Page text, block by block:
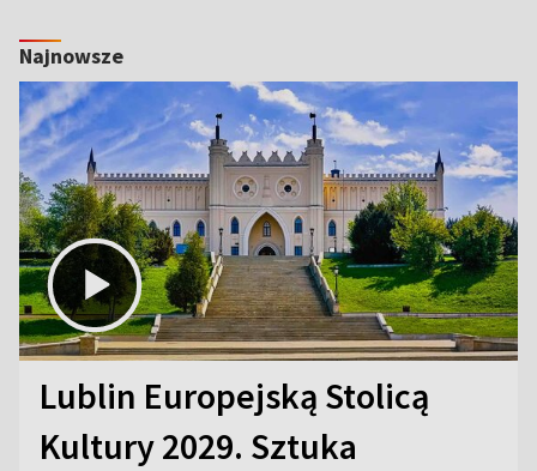
Najnowsze
Lublin Europejską Stolicą
Kultury 2029. Sztuka